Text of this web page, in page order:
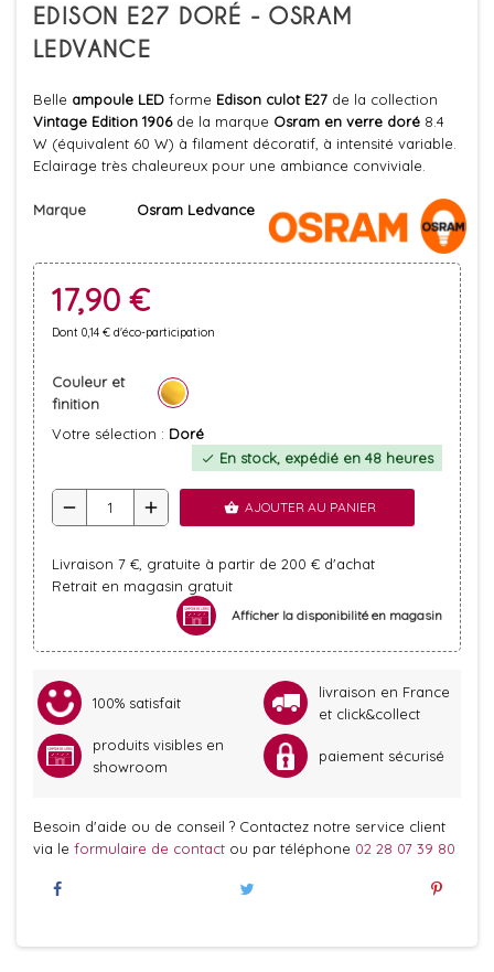
EDISON E27 DORÉ - OSRAM
LEDVANCE
Belle ampoule LED forme Edison culot E27 de la collection
Vintage Edition 1906 de la marque Osram en verre doré 8.4
W (équivalent 60 W) à filament décoratif, à intensité variable.
Eclairage très chaleureux pour une ambiance conviviale.
Marque Osram Ledvance
17,90 €
Dont 0,14 € d'éco-participation
Couleur et
finition
Votre sélection : Doré
check En stock, expédié en 48 heures
remove add shopping_basket AJOUTER AU PANIER
Livraison 7 €, gratuite à partir de 200 € d'achat
Retrait en magasin gratuit
Afficher la disponibilité en magasin
100% satisfait
livraison en France
et click&collect
produits visibles en
showroom
paiement sécurisé
Besoin d'aide ou de conseil ? Contactez notre service client
via le formulaire de contact ou par téléphone 02 28 07 39 80